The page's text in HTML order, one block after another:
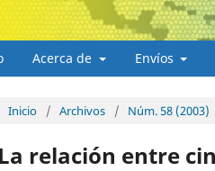
Acerca de Envíos
Inicio / Archivos / Núm. 58 (2003)
La relación entre